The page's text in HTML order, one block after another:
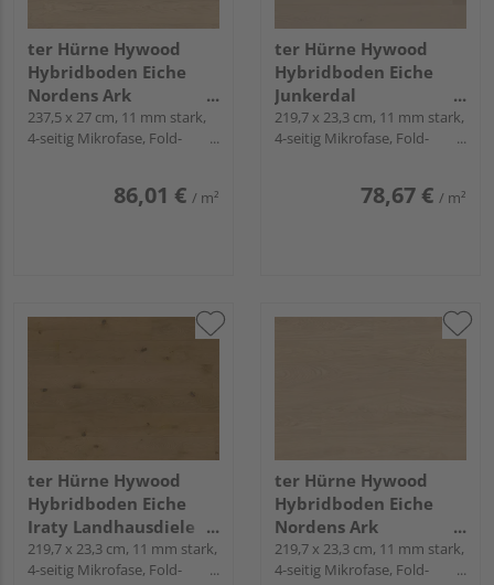
ter Hürne Hywood
Hybridboden Eiche
Nordens Ark
Landhausdiele lackiert
extramatt natürlich -
237,5 x 27 cm, 11 mm stark,
4-seitig Mikrofase, Fold-
86,01 € / m²
ter Hürne Hywood
Hybridboden Eiche
Junkerdal
Landhausdiele lackiert
extramatt ruhig -
219,7 x 23,3 cm, 11 mm stark,
4-seitig Mikrofase, Fold-
78,67 € / m²
ter Hürne Hywood
Hybridboden Eiche
Iraty Landhausdiele
lackiert extramatt
lebhaft - CLASSIC
219,7 x 23,3 cm, 11 mm stark,
4-seitig Mikrofase, Fold-
ter Hürne Hywood
Hybridboden Eiche
Nordens Ark
Landhausdiele lackiert
extramatt ruhig -
219,7 x 23,3 cm, 11 mm stark,
4-seitig Mikrofase, Fold-